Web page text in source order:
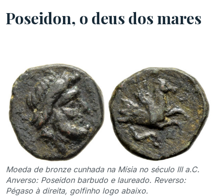
Poseidon, o deus dos mares
Moeda de bronze cunhada na Mísia no século III a.C.
Anverso: Poseidon barbudo e laureado. Reverso:
Pégaso à direita, golfinho logo abaixo.